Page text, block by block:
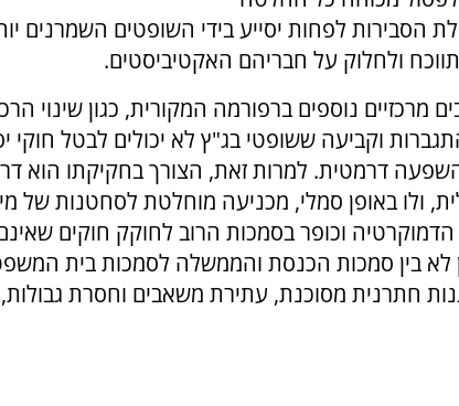
הסבירות לפחות יסייע בידי השופטים השמרנים
ולחלוק על חבריהם האקטיביסטים.
מרכזיים נוספים ברפורמה המקורית, כגון שינוי
וקביעה ששופטי בג"ץ לא יכולים לבטל חוקי
דרמטית. למרות זאת, הצורך בחקיקתו הוא
ולו באופן סמלי, מכניעה מוחלטת לסחטנות של
הדמוקרטיה וכופר בסמכות הרוב לחוקק חוקים
לא בין סמכות הכנסת והממשלה לסמכות בית
חתרנית מסוכנת, עתירת משאבים וחסרת